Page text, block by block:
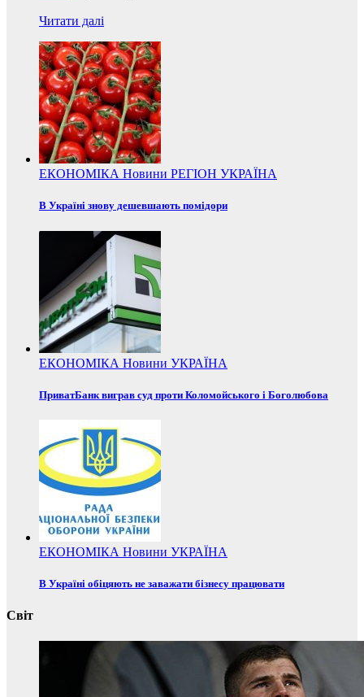
Читати далі
ЕКОНОМІКА Новини РЕГІОН УКРАЇНА
В Україні знову дешевшають помідори
ЕКОНОМІКА Новини УКРАЇНА
ПриватБанк виграв суд проти Коломойського і Боголюбова
ЕКОНОМІКА Новини УКРАЇНА
В Україні обіцяють не заважати бізнесу працювати
Світ